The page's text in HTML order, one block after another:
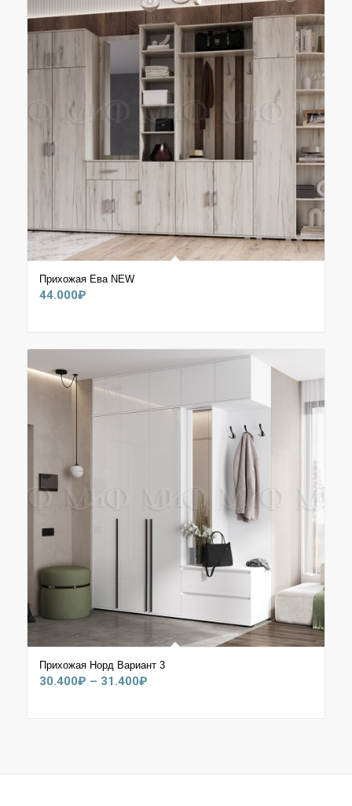
Прихожая Ева NEW
44.000₽
Прихожая Норд Вариант 3
30.400₽ – 31.400₽Диапазон